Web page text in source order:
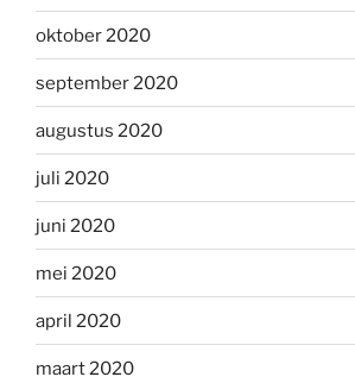
oktober 2020
september 2020
augustus 2020
juli 2020
juni 2020
mei 2020
april 2020
maart 2020